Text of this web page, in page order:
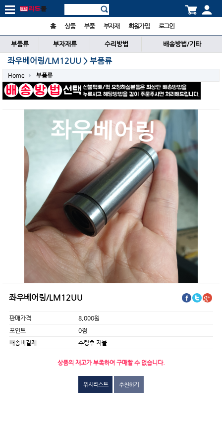
홈 상품 부품 부자재 회원가입 로그인
부품류 부자재류 수리방법 배송방법/기타
좌우베어링/LM12UU > 부품류
Home 부품류
좌우베어링/LM12UU
판매가격
8,000원
포인트
0점
배송비결제
수령후 지불
상품의 재고가 부족하여 구매할 수 없습니다.
위시리스트 추천하기